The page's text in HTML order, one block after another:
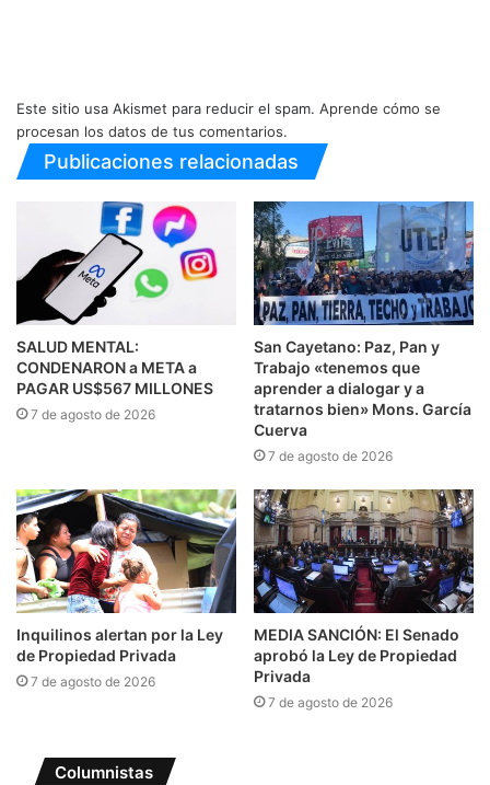
Este sitio usa Akismet para reducir el spam. Aprende cómo se
procesan los datos de tus comentarios.
Publicaciones relacionadas
SALUD MENTAL:
CONDENARON a META a
PAGAR US$567 MILLONES
7 de agosto de 2026
San Cayetano: Paz, Pan y
Trabajo «tenemos que
aprender a dialogar y a
tratarnos bien» Mons. García
Cuerva
7 de agosto de 2026
Inquilinos alertan por la Ley
de Propiedad Privada
7 de agosto de 2026
MEDIA SANCIÓN: El Senado
aprobó la Ley de Propiedad
Privada
7 de agosto de 2026
Columnistas